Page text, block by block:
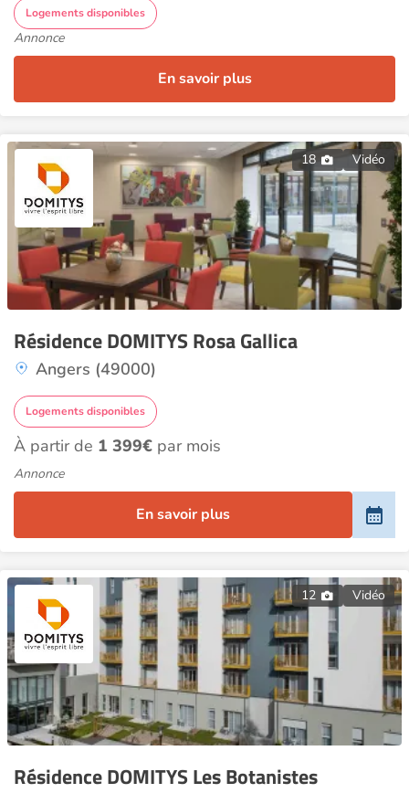
Logements disponibles
Annonce
En savoir plus
18 Vidéo
Résidence DOMITYS Rosa Gallica
Angers (49000)
Logements disponibles
À partir de 1 399€ par mois
Annonce
En savoir plus
12 Vidéo
Résidence DOMITYS Les Botanistes